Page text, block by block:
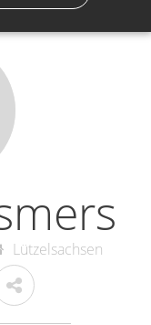
Lützelsachsen